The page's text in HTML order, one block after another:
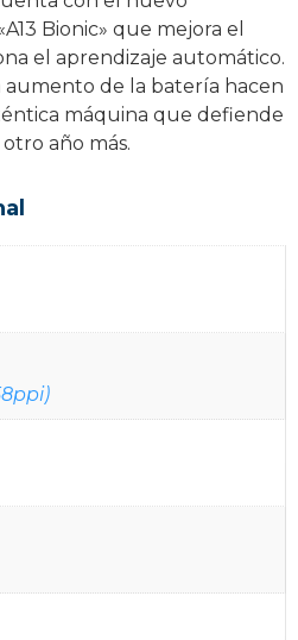
Bionic» que mejora el
el aprendizaje automático.
de la batería hacen
máquina que defiende
año más.